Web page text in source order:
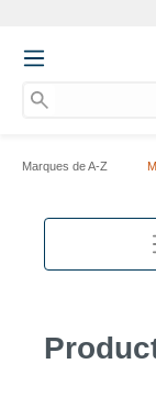
Marques de A-Z